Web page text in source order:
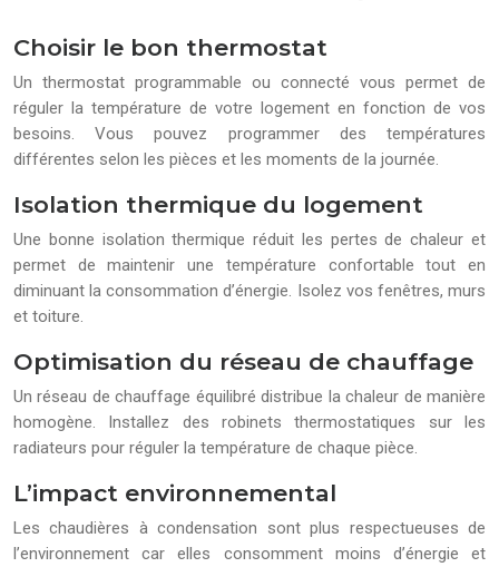
Choisir le bon thermostat
Un thermostat programmable ou connecté vous permet de
réguler la température de votre logement en fonction de vos
besoins. Vous pouvez programmer des températures
différentes selon les pièces et les moments de la journée.
Isolation thermique du logement
Une bonne isolation thermique réduit les pertes de chaleur et
permet de maintenir une température confortable tout en
diminuant la consommation d’énergie. Isolez vos fenêtres, murs
et toiture.
Optimisation du réseau de chauffage
Un réseau de chauffage équilibré distribue la chaleur de manière
homogène. Installez des robinets thermostatiques sur les
radiateurs pour réguler la température de chaque pièce.
L’impact environnemental
Les chaudières à condensation sont plus respectueuses de
l’environnement car elles consomment moins d’énergie et